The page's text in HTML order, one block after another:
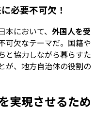
必要不可欠！
において、 外国人を受
可欠なテーマだ。国籍や
と協力しながら暮らすた
が、地方自治体の役割の
実現させるため